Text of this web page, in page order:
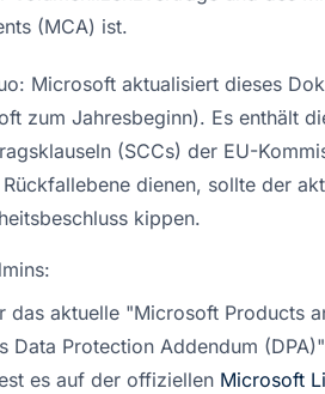
(MCA) ist.
Microsoft aktualisiert dieses
zum Jahresbeginn). Es enthält
(SCCs) der EU-
dienen, sollte der
kippen.
das aktuelle "Microsoft Products
Data Protection Addendum
es auf der offiziellen Microsoft